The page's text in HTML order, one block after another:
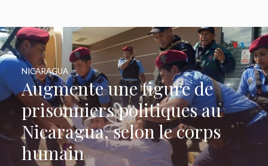
Augmente une figure de
prisonniers politiques au
Nicaragua, selon le corps
humain
NICARAGUA